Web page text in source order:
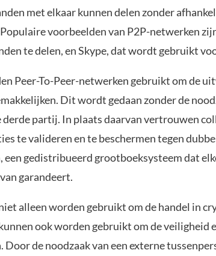
met elkaar kunnen delen zonder
voorbeelden van P2P-netwerken
te delen, en Skype, dat wordt gebruikt
Peer-To-Peer-netwerken gebruikt om de
Dit wordt gedaan zonder de
partij. In plaats daarvan vertrouwen
te valideren en te beschermen tegen
een gedistribueerd grootboeksysteem dat
garandeert.
alleen worden gebruikt om de handel in
ook worden gebruikt om de veiligheid
Door de noodzaak van een externe